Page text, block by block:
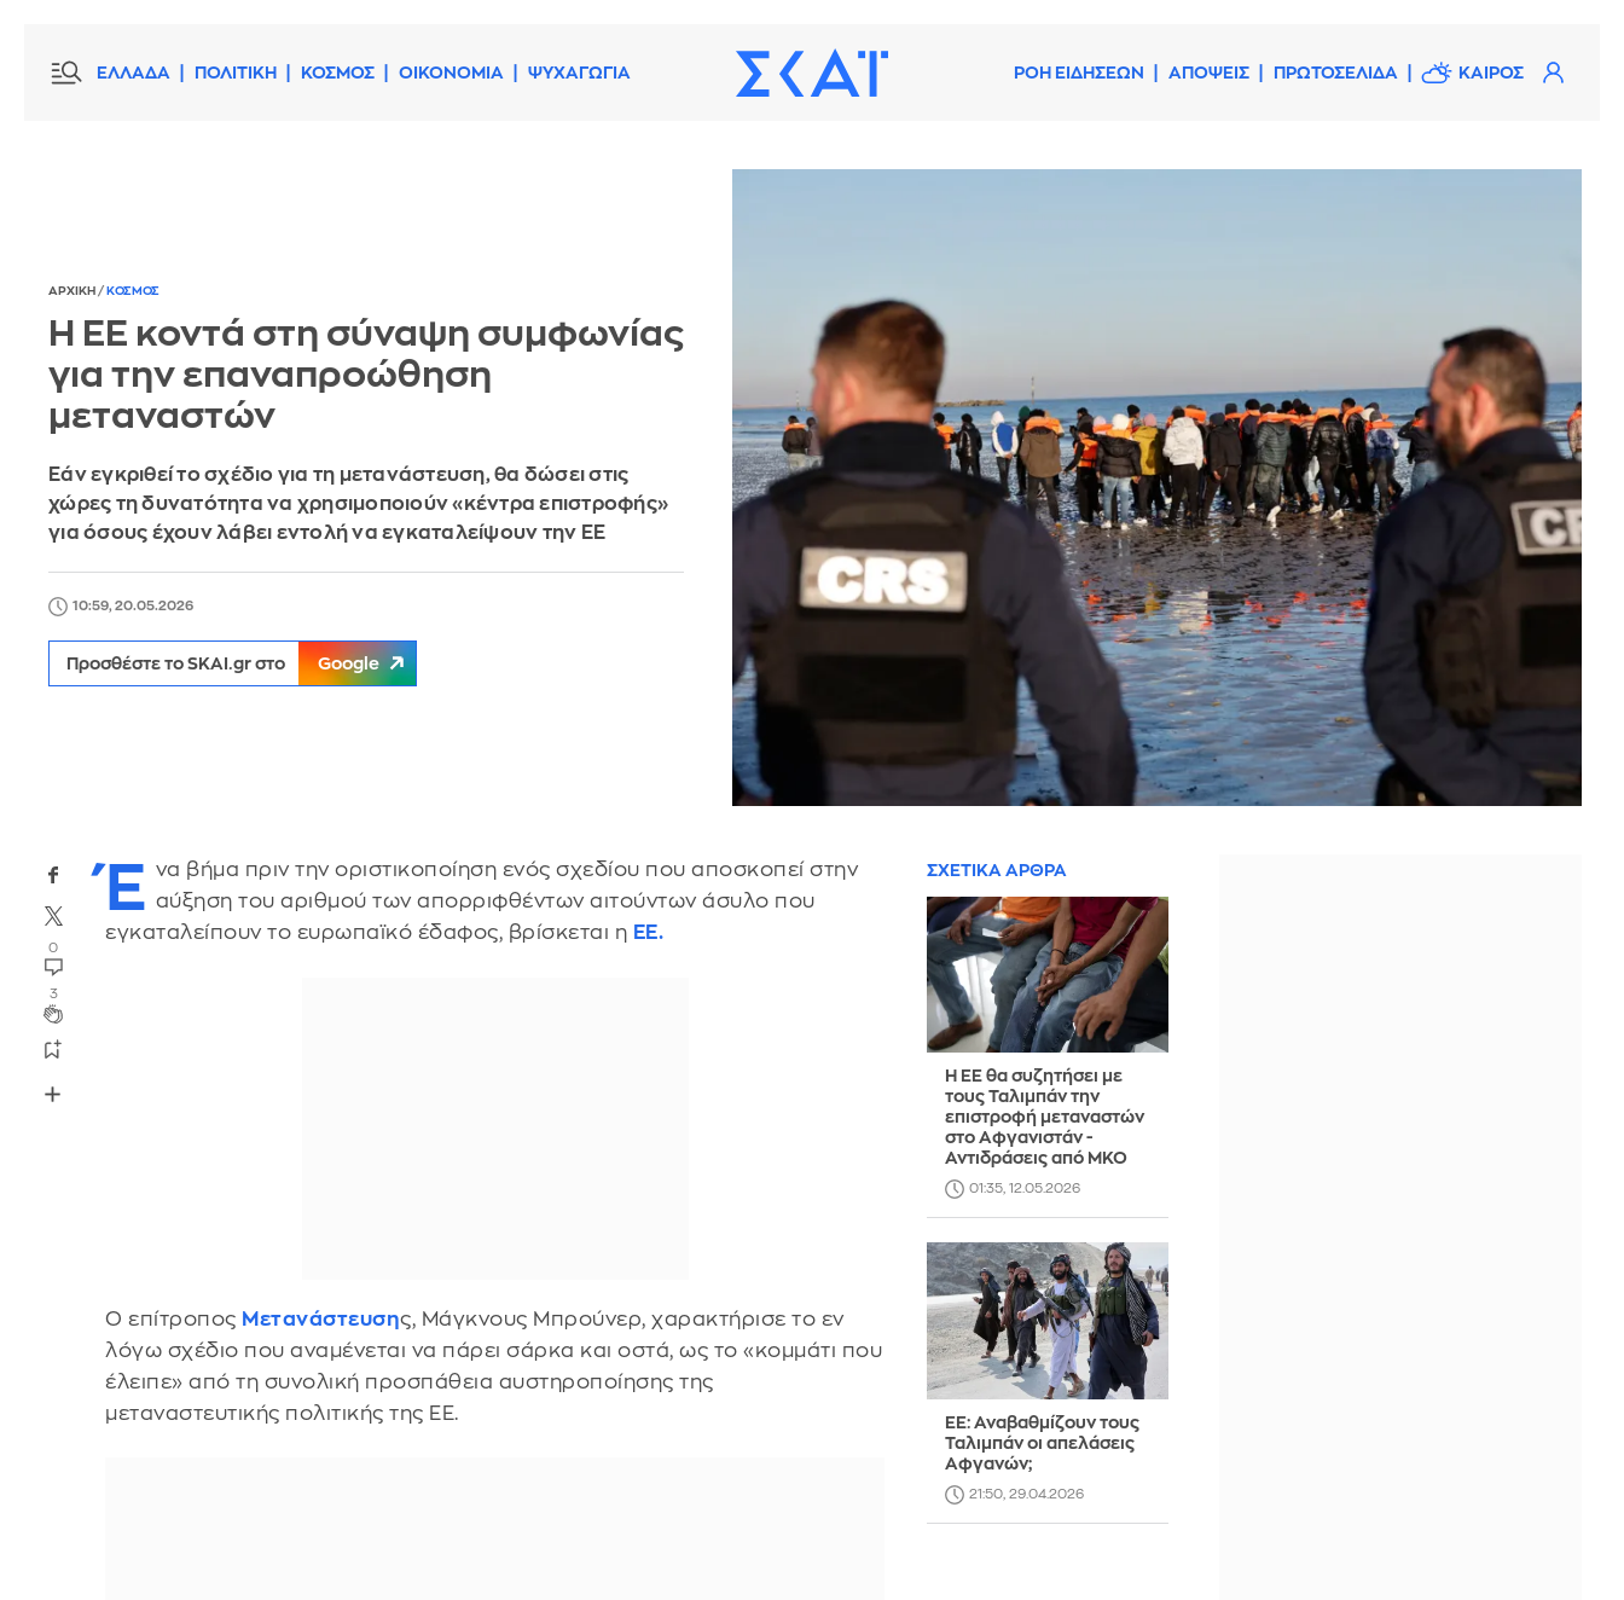
ΕΛΛΑΔΑ ΠΟΛΙΤΙΚΗ ΚΟΣΜΟΣ ΟΙΚΟΝΟΜΙΑ ΨΥΧΑΓΩΓΙΑ ΡΟΗ ΕΙΔΗΣΕΩΝ ΑΠΟΨΕΙΣ ΠΡΩΤΟΣΕΛΙΔΑ ΚΑΙΡΟΣ
ΑΡΧΙΚΗ / ΚΟΣΜΟΣ
Η ΕΕ κοντά στη σύναψη συμφωνίας
για την επαναπροώθηση
μεταναστών
Εάν εγκριθεί το σχέδιο για τη μετανάστευση, θα δώσει στις
χώρες τη δυνατότητα να χρησιμοποιούν «κέντρα επιστροφής»
για όσους έχουν λάβει εντολή να εγκαταλείψουν την ΕΕ
10:59, 20.05.2026
Προσθέστε το SKAI.gr στο Google
0
3
Έ να βήμα πριν την οριστικοποίηση ενός σχεδίου που αποσκοπεί στην
αύξηση του αριθμού των απορριφθέντων αιτούντων άσυλο που
εγκαταλείπουν το ευρωπαϊκό έδαφος, βρίσκεται η ΕΕ.
Ο επίτροπος Μετανάστευσης, Μάγκνους Μπρούνερ, χαρακτήρισε το εν
λόγω σχέδιο που αναμένεται να πάρει σάρκα και οστά, ως το «κομμάτι που
έλειπε» από τη συνολική προσπάθεια αυστηροποίησης της
μεταναστευτικής πολιτικής της ΕΕ.
ΣΧΕΤΙΚΑ ΑΡΘΡΑ
Η ΕΕ θα συζητήσει με
τους Ταλιμπάν την
επιστροφή μεταναστών
στο Αφγανιστάν -
Αντιδράσεις από ΜΚΟ
01:35, 12.05.2026
EE: Αναβαθμίζουν τους
Ταλιμπάν οι απελάσεις
Αφγανών;
21:50, 29.04.2026